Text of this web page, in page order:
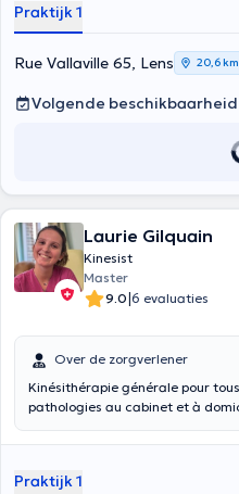
Praktijk 1
Rue Vallaville 65, Lens 20,6 km
Volgende beschikbaarheid
Laurie Gilquain
Kinesist
Master
9.0|6 evaluaties
Over de zorgverlener
Kinésithérapie générale pour
pathologies au cabinet et à
Praktijk 1